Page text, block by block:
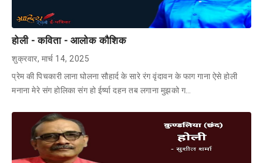
होली - कविता - आलोक कौशिक
शुक्रवार, मार्च 14, 2025
प्रेम की पिचकारी लाना घोलना सौहार्द के सारे रंग वृंदावन के फाग गाना ऐसे होली
मनाना मेरे संग होलिका संग हो ईर्ष्या दहन तब लगाना मुझको ग…